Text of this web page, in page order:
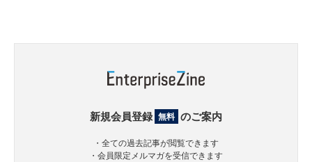
新規会員登録 無料 のご案内
・全ての過去記事が閲覧できます
・会員限定メルマガを受信できます